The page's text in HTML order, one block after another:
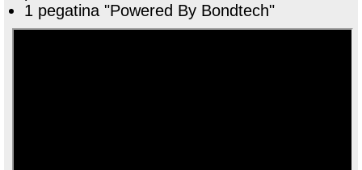
1 pegatina "Powered By Bondtech"